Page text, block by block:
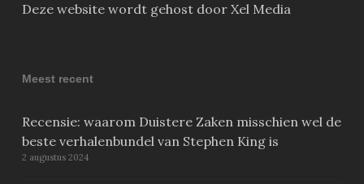
Deze website wordt gehost door Xel Media
Meest recent
Recensie: waarom Duistere Zaken misschien wel de
beste verhalenbundel van Stephen King is
2 augustus 2024